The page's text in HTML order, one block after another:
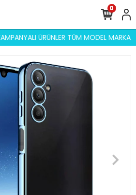
KAMPANYALI ÜRÜNLER TÜM MODEL MARKA
0